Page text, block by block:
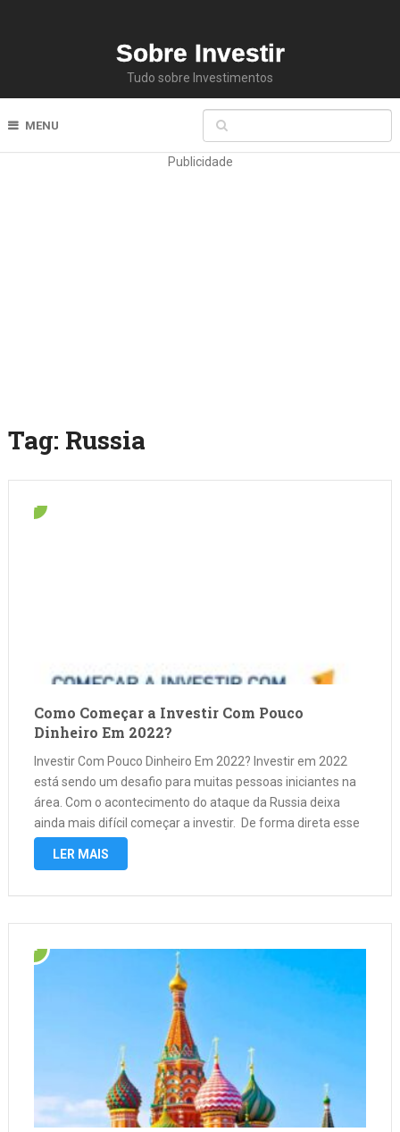
Sobre Investir
Tudo sobre Investimentos
MENU
Publicidade
Tag: Russia
Como Começar a Investir Com Pouco
Dinheiro Em 2022?
Investir Com Pouco Dinheiro Em 2022? Investir em 2022
está sendo um desafio para muitas pessoas iniciantes na
área. Com o acontecimento do ataque da Russia deixa
ainda mais difícil começar a investir. De forma direta esse
conflito atinge a economia do mundo todo, desde o …
LER MAIS